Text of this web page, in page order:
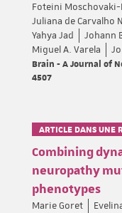
Foteini
Juliana de Carvalho
Yahya Jad
Johann
Miguel A. Varela
Brain - A Journal of
4507
ARTICLE DANS UNE
Combining
neuropathy
phenotypes
Marie Goret